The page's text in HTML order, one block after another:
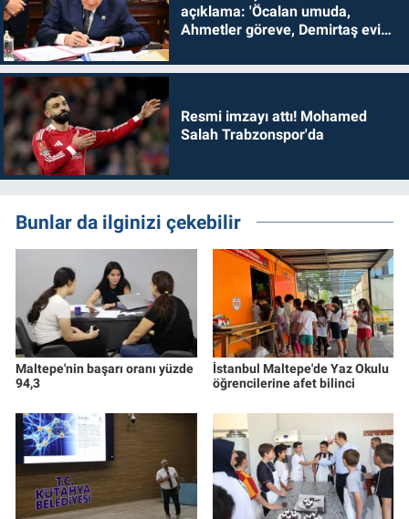
açıklama: 'Öcalan umuda,
Ahmetler göreve, Demirtaş evine
Resmi imzayı attı! Mohamed
Salah Trabzonspor'da
Bunlar da ilginizi çekebilir
Maltepe'nin başarı oranı yüzde
94,3
İstanbul Maltepe'de Yaz Okulu
öğrencilerine afet bilinci